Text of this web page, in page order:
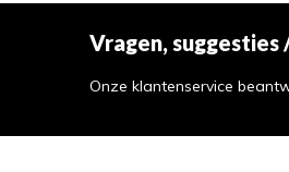
Vragen, suggesties
Onze klantenservice